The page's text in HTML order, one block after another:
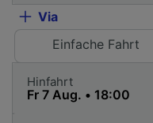
Via
Einfache Fahrt
Hinfahrt